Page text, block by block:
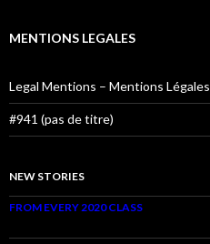
MENTIONS LEGALES
Legal Mentions – Mentions Légales
#941 (pas de titre)
NEW STORIES
FROM EVERY 2020 CLASS